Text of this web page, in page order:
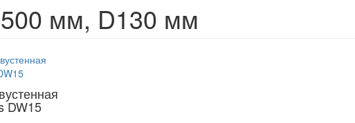
мм, D130 мм
DW15